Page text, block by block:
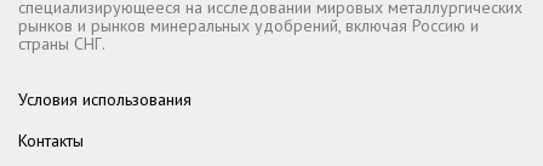
специализирующееся на исследовании мировых металлургических
рынков и рынков минеральных удобрений, включая Россию и
страны СНГ.
Условия использования
Контакты